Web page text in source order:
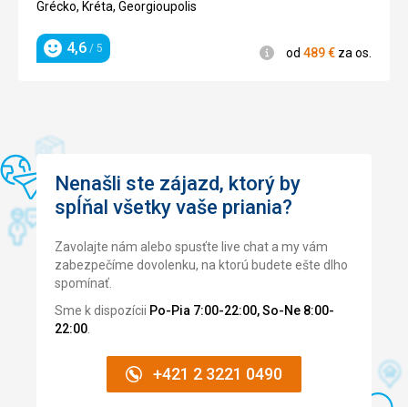
televize (v dřívějších recenzích jsem četl, že dříve tam
Majitelka hotelu, Maria, je velmi milá, usměvavá a věnuje
zvláštní pozornost každému hostu.
Táto recenzia bola preložená automaticky pomocou
Grécko, Kréta, Georgioupolis
Hodnotenie
4,6 / 5 Informácie
od 489€ za os.
Nenašli ste zájazd, ktorý by
spĺňal všetky vaše priania?
Zavolajte nám alebo spusťte live chat a my vám
zabezpečíme dovolenku, na ktorú budete ešte dlho
spomínať.
Sme k dispozícii Po-Pia 7:00-22:00, So-Ne 8:00-
22:00
+421 2 3221 0490